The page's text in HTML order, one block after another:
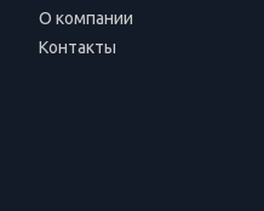
О компании
Контакты